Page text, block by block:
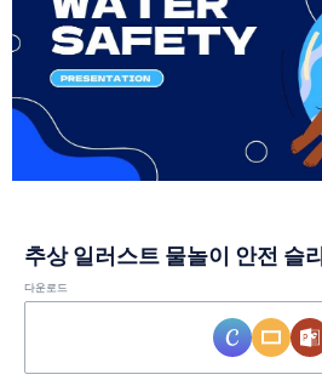
추상 일러스트 물놀이 안전 슬
다운로드